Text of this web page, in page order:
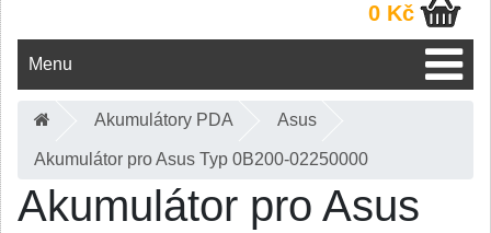
0 Kč
Menu
Akumulátory PDA Asus
Akumulátor pro Asus Typ 0B200-02250000
Akumulátor pro Asus